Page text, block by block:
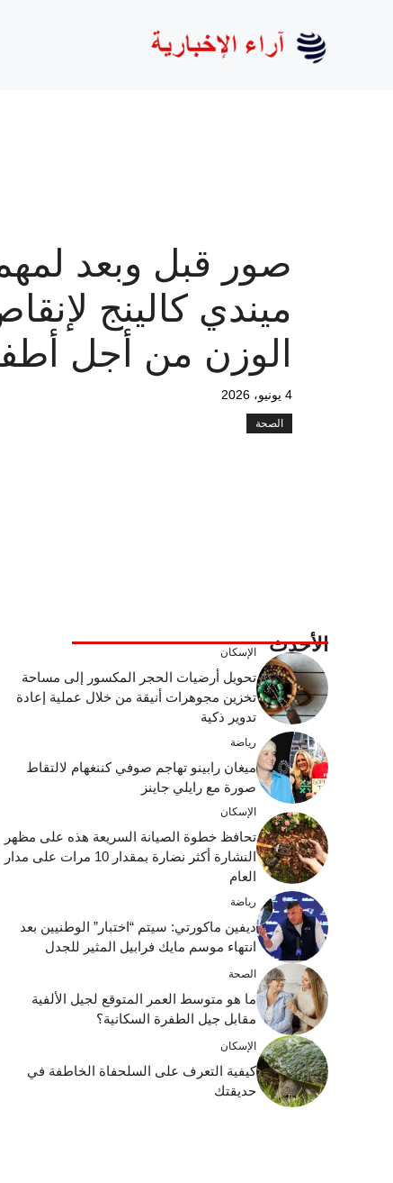
صور قبل وبعد
ميندي كالينج
الوزن من أجل
4 يونيو، 2026
الصحة
الأحدث الإسكان
تحويل أرضيات الحجر المكسور إلى مساحة
تخزين مجوهرات أنيقة من خلال عملية إعادة
تدوير ذكية
رياضة
ميغان رابينو تهاجم صوفي كننغهام لالتقاط
صورة مع رايلي جاينز
الإسكان
تحافظ خطوة الصيانة السريعة هذه على مظهر
النشارة أكثر نضارة بمقدار 10 مرات على مدار
العام
رياضة
ديفين ماكورتي: سيتم “اختبار” الوطنيين بعد
انتهاء موسم مايك فرابيل المثير للجدل
الصحة
ما هو متوسط ​​العمر المتوقع لجيل الألفية
مقابل جيل الطفرة السكانية؟
الإسكان
كيفية التعرف على السلحفاة الخاطفة في
حديقتك